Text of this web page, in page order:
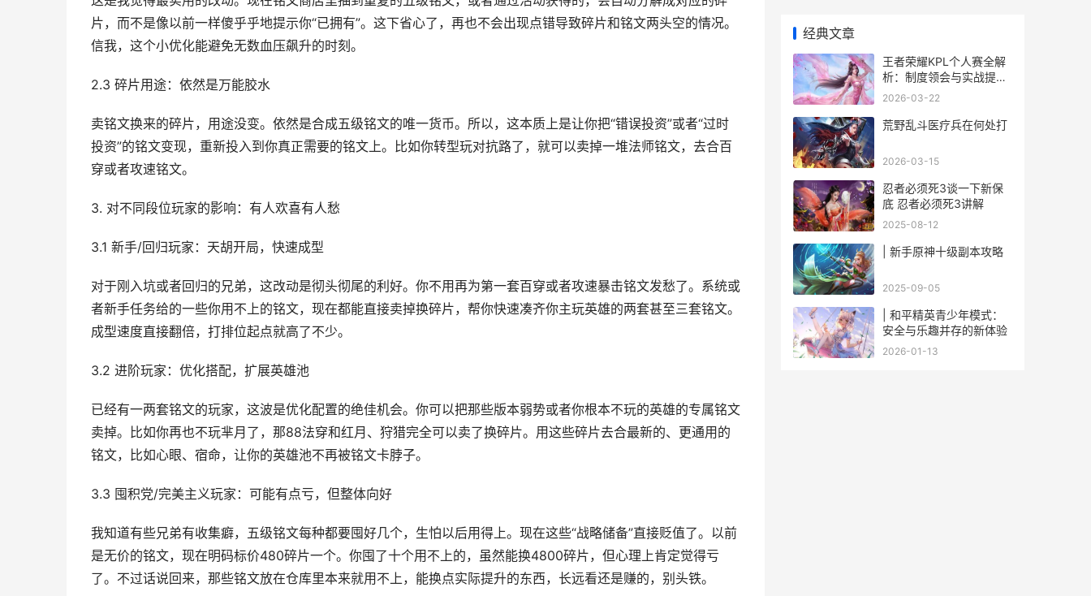
片，而不是像以前一样傻乎乎地提示你“已拥有”。这下省心了，再也不会出现点错导致碎片和铭文两头空的情况。
信我，这个小优化能避免无数血压飙升的时刻。
2.3 碎片用途：依然是万能胶水
卖铭文换来的碎片，用途没变。依然是合成五级铭文的唯一货币。所以，这本质上是让你把“错误投资”或者“过时
投资”的铭文变现，重新投入到你真正需要的铭文上。比如你转型玩对抗路了，就可以卖掉一堆法师铭文，去合百
穿或者攻速铭文。
3. 对不同段位玩家的影响：有人欢喜有人愁
3.1 新手/回归玩家：天胡开局，快速成型
对于刚入坑或者回归的兄弟，这改动是彻头彻尾的利好。你不用再为第一套百穿或者攻速暴击铭文发愁了。系统或
者新手任务给的一些你用不上的铭文，现在都能直接卖掉换碎片，帮你快速凑齐你主玩英雄的两套甚至三套铭文。
成型速度直接翻倍，打排位起点就高了不少。
3.2 进阶玩家：优化搭配，扩展英雄池
已经有一两套铭文的玩家，这波是优化配置的绝佳机会。你可以把那些版本弱势或者你根本不玩的英雄的专属铭文
卖掉。比如你再也不玩芈月了，那88法穿和红月、狩猎完全可以卖了换碎片。用这些碎片去合最新的、更通用的
铭文，比如心眼、宿命，让你的英雄池不再被铭文卡脖子。
3.3 囤积党/完美主义玩家：可能有点亏，但整体向好
我知道有些兄弟有收集癖，五级铭文每种都要囤好几个，生怕以后用得上。现在这些“战略储备”直接贬值了。以前
是无价的铭文，现在明码标价480碎片一个。你囤了十个用不上的，虽然能换4800碎片，但心理上肯定觉得亏
了。不过话说回来，那些铭文放在仓库里本来就用不上，能换点实际提升的东西，长远看还是赚的，别头铁。
经典文章
王者荣耀KPL个人赛全解
析：制度领会与实战提升
路径
2026-03-22
荒野乱斗医疗兵在何处打
2026-03-15
忍者必须死3谈一下新保
底 忍者必须死3讲解
2025-08-12
| 新手原神十级副本攻略
2025-09-05
| 和平精英青少年模式：
安全与乐趣并存的新体验
2026-01-13